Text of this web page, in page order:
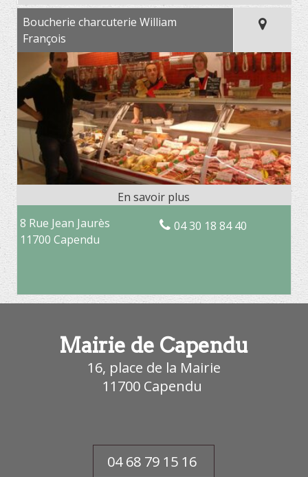
Boucherie charcuterie William
François
8 Rue Jean Jaurès
11700 Capendu
04 30 18 84 40
Mairie de Capendu
16, place de la Mairie
11700 Capendu
04 68 79 15 16